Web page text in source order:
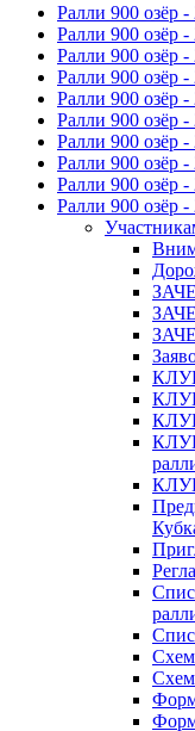
Ралли 900 озёр -
Ралли 900 озёр -
Ралли 900 озёр -
Ралли 900 озёр -
Ралли 900 озёр -
Ралли 900 озёр -
Ралли 900 озёр -
Ралли 900 озёр -
Ралли 900 озёр -
Ралли 900 озёр -